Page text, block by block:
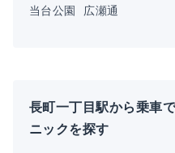
当台公園
広瀬通
長町一丁目駅から乗車
ニックを探す